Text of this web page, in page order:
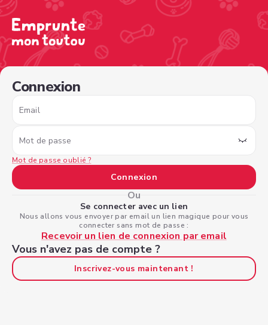
Connexion
Email
Mot de passe
Mot de passe oublié ?
Connexion
Ou
Se connecter avec un lien
Nous allons vous envoyer par email un lien magique pour vous
connecter sans mot de passe :
Recevoir un lien de connexion par email
Vous n'avez pas de compte ?
Inscrivez-vous maintenant !
/sign-in?nextPage=%2Fview-profile%2F23700715-fb1a-